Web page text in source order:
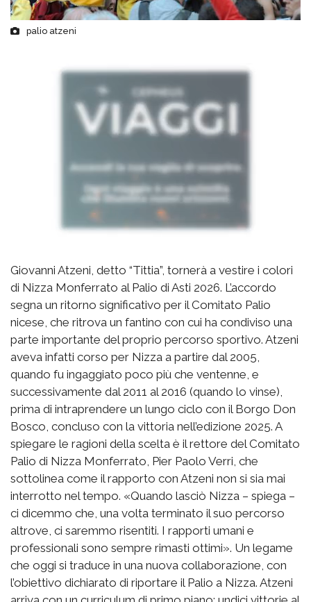
palio atzeni
Giovanni Atzeni, detto “Tittia”, tornerà a vestire i colori
di Nizza Monferrato al Palio di Asti 2026. L’accordo
segna un ritorno significativo per il Comitato Palio
nicese, che ritrova un fantino con cui ha condiviso una
parte importante del proprio percorso sportivo. Atzeni
aveva infatti corso per Nizza a partire dal 2005,
quando fu ingaggiato poco più che ventenne, e
successivamente dal 2011 al 2016 (quando lo vinse),
prima di intraprendere un lungo ciclo con il Borgo Don
Bosco, concluso con la vittoria nell’edizione 2025. A
spiegare le ragioni della scelta è il rettore del Comitato
Palio di Nizza Monferrato, Pier Paolo Verri, che
sottolinea come il rapporto con Atzeni non si sia mai
interrotto nel tempo. «Quando lasciò Nizza – spiega –
ci dicemmo che, una volta terminato il suo percorso
altrove, ci saremmo risentiti. I rapporti umani e
professionali sono sempre rimasti ottimi». Un legame
che oggi si traduce in una nuova collaborazione, con
l’obiettivo dichiarato di riportare il Palio a Nizza. Atzeni